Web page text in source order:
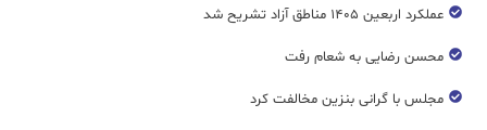
عملکرد اربعین ۱۴۰۵ مناطق آزاد تشریح شد
محسن رضایی به شعام رفت
مجلس با گرانی بنزین مخالفت کرد